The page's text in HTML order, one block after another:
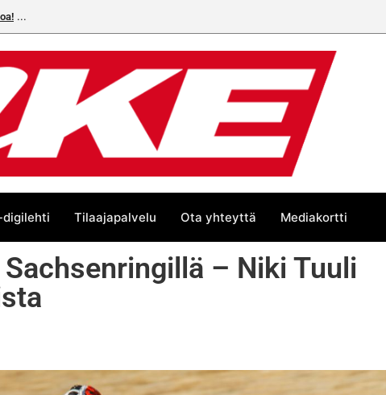
digilehti Tilaajapalvelu Ota yhteyttä Mediakortti
– Niki Tuuli